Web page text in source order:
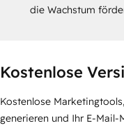
die Wachstum
Kostenlose
Kostenlose
generieren und Ihr E-Mail-